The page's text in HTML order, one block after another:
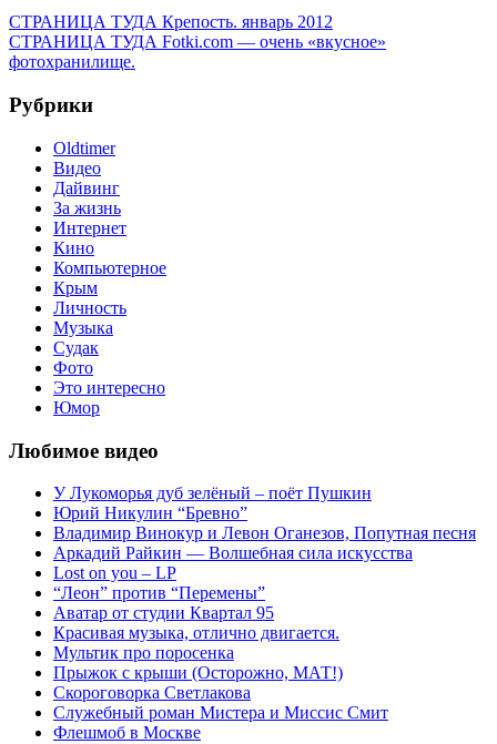
Навигация
по
СТРАНИЦА ТУДА Предыдущая
запись:
Крепость. январь 2012
СТРАНИЦА ТУДА Следующая
Fotki.com — очень «вкусное»
фотохранилище.
Рубрики
Oldtimer
Видео
Дайвинг
За жизнь
Интернет
Кино
Компьютерное
Крым
Личность
Музыка
Судак
Фото
Это интересно
Юмор
Любимое видео
У Лукоморья дуб зелёный – поёт Пушкин
Юрий Никулин “Бревно”
Владимир Винокур и Левон Оганезов, Попутная песня
Аркадий Райкин — Волшебная сила искусства
Lost on you – LP
“Леон” против “Перемены”
Аватар от студии Квартал 95
Красивая музыка, отлично двигается.
Мультик про поросенка
Прыжок с крыши (Осторожно, МАТ!)
Скороговорка Светлакова
Служебный роман Мистера и Миссис Смит
Флешмоб в Москве